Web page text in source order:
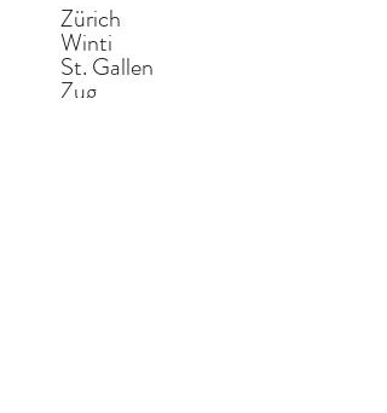
Zürich
Winti
St. Gallen
Zug